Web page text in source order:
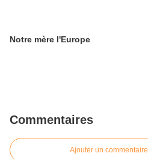
Notre mère l'Europe
Commentaires
Ajouter un commentaire